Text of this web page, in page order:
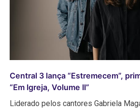
Central 3 lança “Estremecem”,
“Em Igreja, Volume II”
Liderado pelos cantores Gabriela